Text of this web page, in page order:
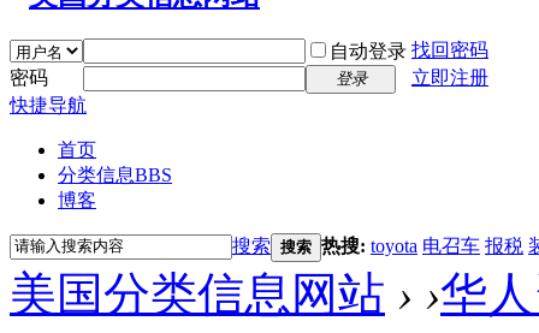
自动登录 找回密码
密码
登录
立即注册
快捷导航
首页
分类信息BBS
博客
搜索 搜索 热搜: toyota 电召车 报税
美国分类信息网站 › ›华